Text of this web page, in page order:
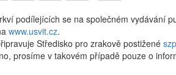
podílejících se na společném vydávání
www.usvit.cz.
Středisko pro zrakově postižené
prosíme v takovém případě pouze o